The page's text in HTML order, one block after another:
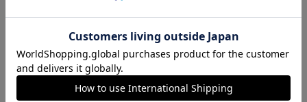
ニューバランスコラボグッズはこちら♪